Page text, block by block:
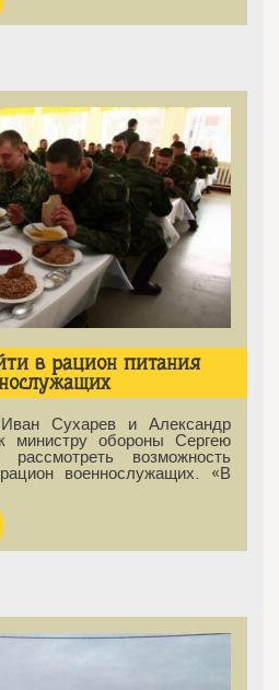
в рацион питания
Сухарев и Александр
министру обороны Сергею
возможность
военнослужащих. «В